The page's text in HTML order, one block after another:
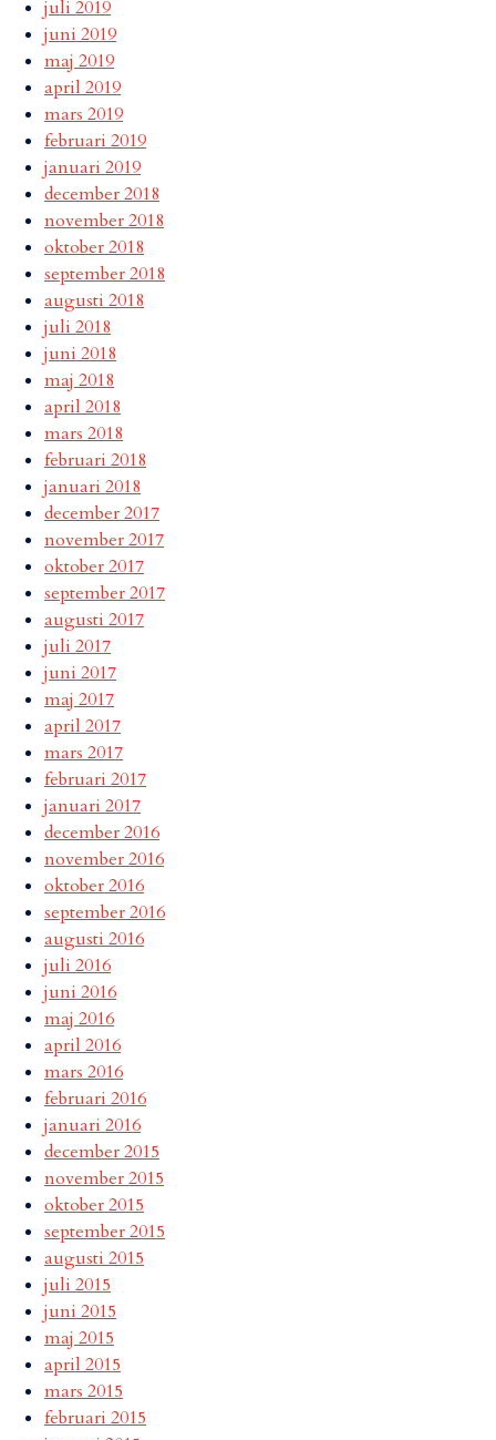
juli 2019
juni 2019
maj 2019
april 2019
mars 2019
februari 2019
januari 2019
december 2018
november 2018
oktober 2018
september 2018
augusti 2018
juli 2018
juni 2018
maj 2018
april 2018
mars 2018
februari 2018
januari 2018
december 2017
november 2017
oktober 2017
september 2017
augusti 2017
juli 2017
juni 2017
maj 2017
april 2017
mars 2017
februari 2017
januari 2017
december 2016
november 2016
oktober 2016
september 2016
augusti 2016
juli 2016
juni 2016
maj 2016
april 2016
mars 2016
februari 2016
januari 2016
december 2015
november 2015
oktober 2015
september 2015
augusti 2015
juli 2015
juni 2015
maj 2015
april 2015
mars 2015
februari 2015